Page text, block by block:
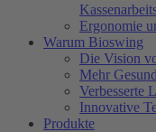
Ergonomie
Warum Bioswing
Die Vision
Mehr
Verbesserte
Innovative
Produkte